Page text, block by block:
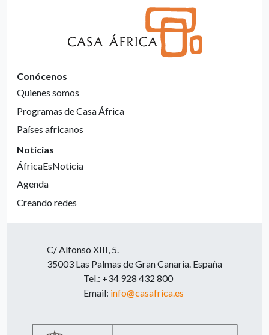
Conócenos
Quienes somos
Programas de Casa África
Países africanos
Noticias
ÁfricaEsNoticia
Agenda
Creando redes
C/ Alfonso XIII, 5.
35003 Las Palmas de Gran Canaria. España
Tel.: +34 928 432 800
Email: info@casafrica.es